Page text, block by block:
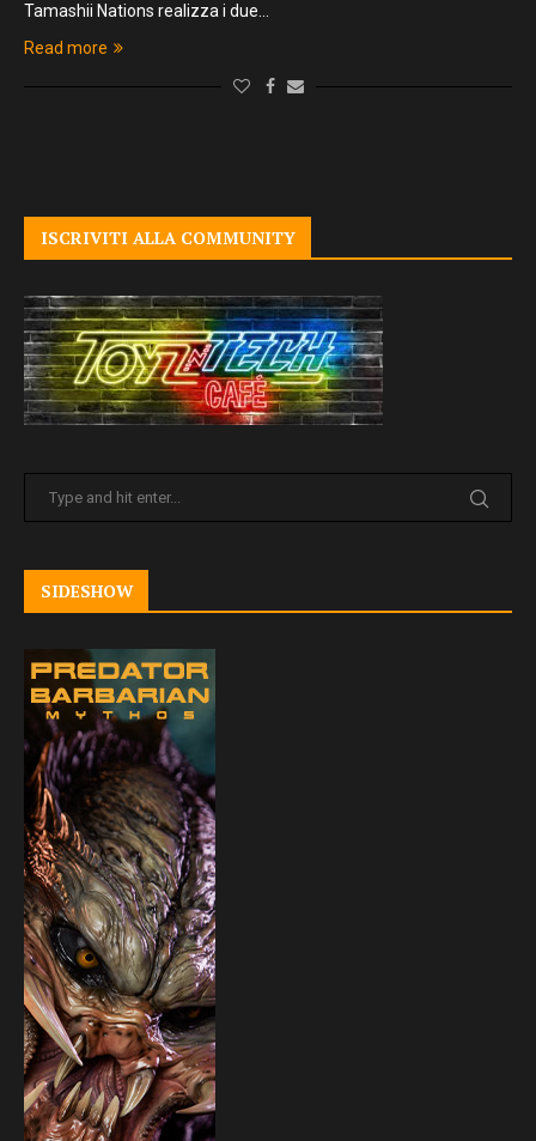
Tamashii Nations realizza i due…
Read more
ISCRIVITI ALLA COMMUNITY
SIDESHOW